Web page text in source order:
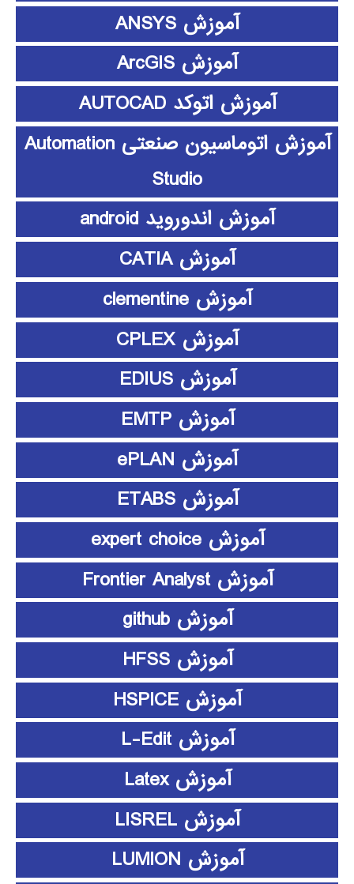
آموزش ANSYS
آموزش ArcGIS
آموزش اتوکد AUTOCAD
آموزش اتوماسیون صنعتی Automation
Studio
آموزش اندوروید android
آموزش CATIA
آموزش clementine
آموزش CPLEX
آموزش EDIUS
آموزش EMTP
آموزش ePLAN
آموزش ETABS
آموزش expert choice
آموزش Frontier Analyst
آموزش github
آموزش HFSS
آموزش HSPICE
آموزش L-Edit
آموزش Latex
آموزش LISREL
آموزش LUMION